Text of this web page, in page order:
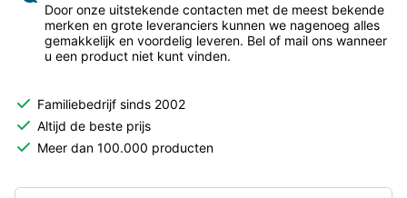
Door onze uitstekende contacten met de meest bekende
merken en grote leveranciers kunnen we nagenoeg alles
gemakkelijk en voordelig leveren. Bel of mail ons wanneer
u een product niet kunt vinden.
Familiebedrijf sinds 2002
Altijd de beste prijs
Meer dan 100.000 producten